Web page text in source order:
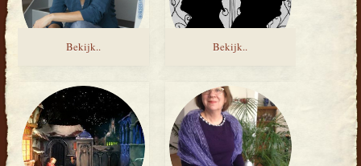
Bekijk.. Bekijk..